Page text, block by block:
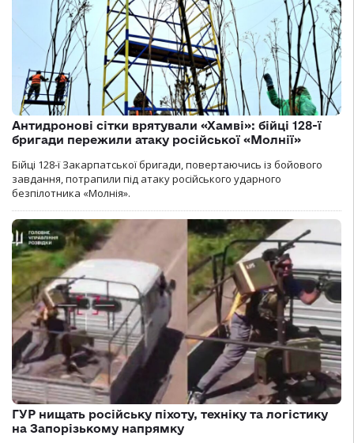
Антидронові сітки врятували «Хамві»: бійці 128-ї
бригади пережили атаку російської «Молнії»
Бійці 128-ї Закарпатської бригади, повертаючись із бойового
завдання, потрапили під атаку російського ударного
безпілотника «Молнія».
ГУР нищать російську піхоту, техніку та логістику
на Запорізькому напрямку